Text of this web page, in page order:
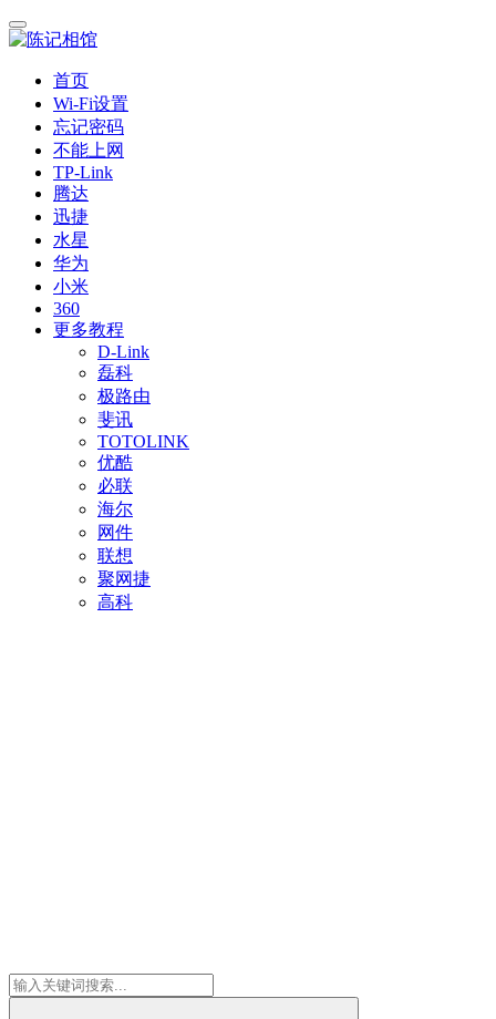
首页
Wi-Fi设置
忘记密码
不能上网
TP-Link
腾达
迅捷
水星
华为
小米
360
更多教程
D-Link
磊科
极路由
斐讯
TOTOLINK
优酷
必联
海尔
网件
联想
聚网捷
高科